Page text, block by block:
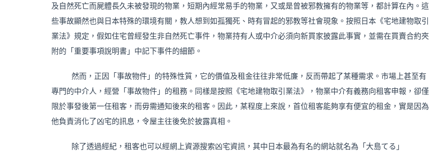
及自然死亡而屍體長久未被發現的物業，短期內經常易手的物業，又或是曾被邪教擁有的物業等，都計算在內。這
些事故顯然也與日本特殊的環境有關，教人想到如孤獨死、時有冒起的邪教等社會現象。按照日本《宅地建物取引
業法》規定，假如住宅曾經發生非自然死亡事件，物業持有人或中介必須向新買家披露此事實，並需在買賣合約夾
附的「重要事項說明書」中記下事件的細節。
然而，正因「事故物件」的特殊性質，它的價值及租金往往非常低廉，反而帶起了某種需求。市場上甚至有
專門的中介人，經營「事故物件」的租務。同樣是按照《宅地建物取引業法》，物業中介有義務向租客申報，卻僅
限於事發後第一任租客，而毋需通知後來的租客。因此，某程度上來說，首位租客能夠享有便宜的租金，實是因為
他負責消化了凶宅的訊息，令屋主往後免於披露真相。
除了透過經紀，租客也可以經網上資源搜索凶宅資訊，其中日本最為有名的網站就名為「大島てる」